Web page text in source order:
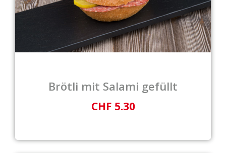
Brötli mit Salami gefüllt
CHF 5.30